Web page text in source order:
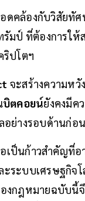
ดคล้องกับวิสัยทั
มป์ ที่ต้องการให้
ริปโตฯ
จะสร้างความหวั
บิตคอยน์ยังคงมีค
อย่างรอบด้านก่อ
เป็นก้าวสำคัญที่
ะระบบเศรษฐกิจ
งกฎหมายฉบับนี้จึ